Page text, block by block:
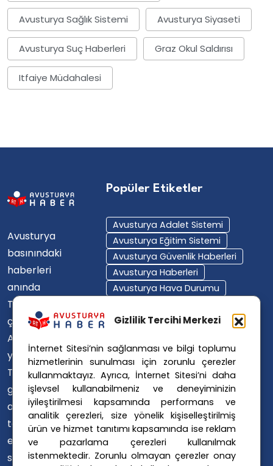
Gizlilik Tercihi Merkezi
İnternet Sitesi’nin sağlanması ve bilgi toplumu
hizmetlerinin sunulması için zorunlu çerezler
kullanmaktayız. Ayrıca, İnternet Sitesi’ni daha
işlevsel kullanabilmeniz ve deneyiminizin
iyileştirilmesi kapsamında performans ve
analitik çerezleri, size yönelik kişiselleştirilmiş
ürün ve hizmet tanıtımı kapsamında ise reklam
ve pazarlama çerezleri kullanılmak
istenmektedir. Zorunlu olmayan çerezler onay
Avusturya Sağlık Sistemi Avusturya Siyaseti
Avusturya Suç Haberleri Graz Okul Saldırısı
Itfaiye Müdahalesi
Avusturya
basınındaki
haberleri
anında
Türkçe'ye
çevirerek,
Avusturya'da
yaşayan
Türklerin ülke
gündemini
ana dillerinde
takip
etmelerini
sağlıyoruz.
Popüler Etiketler
Avusturya Adalet Sistemi
Avusturya Eğitim Sistemi
Avusturya Güvenlik Haberleri
Avusturya Haberleri
Avusturya Hava Durumu
Avusturya Polisi
Avusturya Polis Soruşturması
Avusturya Sağlık Sistemi
Avusturya Siyaseti
Avusturya Suç Haberleri
Avusturya Trafik Haberleri
Donald Trump
FPÖ
Graz Okul Saldırısı
Internet Dolandırıcılığı